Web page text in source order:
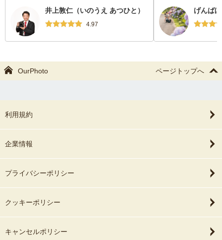
普段夫婦写真とか全然撮らんので、撮って
頂きとてもいい思い出になりましたし、こ
れから家族が増え、節目には井上さんにま
(*^^*)
井上敦仁（いのうえ あつひと）
4.97
撮影前にサンプル
のすり合わせをし
てくださったので
って嬉しかったで
次の撮影も是非げ
と思っています！
これからもよろし
げんば
OurPhoto ページトップへ
利用規約
企業情報
プライバシーポリシー
クッキーポリシー
キャンセルポリシー